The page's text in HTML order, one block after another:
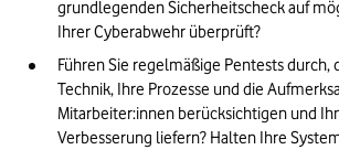
grundlegenden Sicherheitscheck auf
Ihrer Cyberabwehr überprüft?
Führen Sie regelmäßige Pentests durch,
Technik, Ihre Prozesse und die
Mitarbeiter:innen berücksichtigen und
Verbesserung liefern? Halten Ihre